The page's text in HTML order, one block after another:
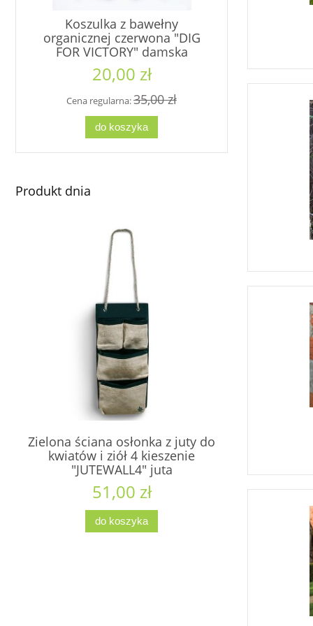
Koszulka z bawełny
organicznej czerwona "DIG
FOR VICTORY" damska
20,00 zł
Cena regularna:35,00 zł
do koszyka
Cena
Produkt dnia
Zielona ściana osłonka z juty do
kwiatów i ziół 4 kieszenie
"JUTEWALL4" juta
51,00 zł
do koszyka